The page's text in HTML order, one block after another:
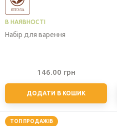
В НАЯВНОСТІ
Набір для варення
146.00 грн
ДОДАТИ В КОШИК
ТОП ПРОДАЖІВ